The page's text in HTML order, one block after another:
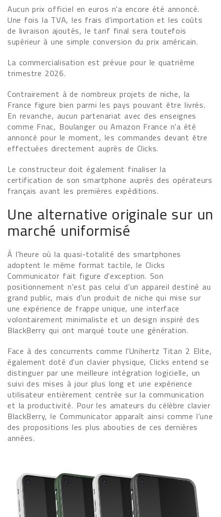
Aucun prix officiel en euros n'a encore été annoncé.
Une fois la TVA, les frais d'importation et les coûts
de livraison ajoutés, le tarif final sera toutefois
supérieur à une simple conversion du prix américain.
La commercialisation est prévue pour le quatrième
trimestre 2026.
Contrairement à de nombreux projets de niche, la
France figure bien parmi les pays pouvant être livrés.
En revanche, aucun partenariat avec des enseignes
comme Fnac, Boulanger ou Amazon France n'a été
annoncé pour le moment, les commandes devant être
effectuées directement auprès de Clicks.
Le constructeur doit également finaliser la
certification de son smartphone auprès des opérateurs
français avant les premières expéditions.
Une alternative originale sur un
marché uniformisé
À l'heure où la quasi-totalité des smartphones
adoptent le même format tactile, le Clicks
Communicator fait figure d'exception. Son
positionnement n'est pas celui d'un appareil destiné au
grand public, mais d'un produit de niche qui mise sur
une expérience de frappe unique, une interface
volontairement minimaliste et un design inspiré des
BlackBerry qui ont marqué toute une génération.
Face à des concurrents comme l'Unihertz Titan 2 Elite,
également doté d'un clavier physique, Clicks entend se
distinguer par une meilleure intégration logicielle, un
suivi des mises à jour plus long et une expérience
utilisateur entièrement centrée sur la communication
et la productivité. Pour les amateurs du célèbre clavier
BlackBerry, le Communicator apparaît ainsi comme l'une
des propositions les plus abouties de ces dernières
années.